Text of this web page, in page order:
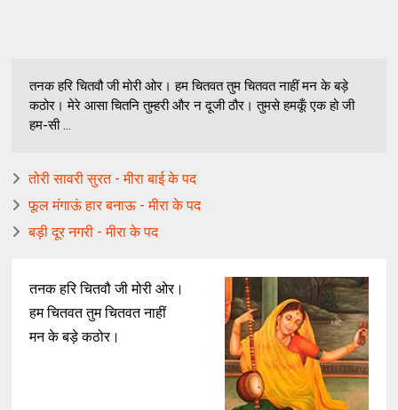
तनक हरि चितवौ जी मोरी ओर। हम चितवत तुम चितवत नाहीं मन के बड़े
कठोर। मेरे आसा चितनि तुम्हरी और न दूजी ठौर। तुमसे हमकूँ एक हो जी
हम-सी ...
तोरी सावरी सुरत - मीरा बाई के पद
फूल मंगाऊं हार बनाऊ - मीरा के पद
बड़ी दूर नगरी - मीरा के पद
तनक हरि चितवौ जी मोरी ओर।
हम चितवत तुम चितवत नाहीं
मन के बड़े कठोर।